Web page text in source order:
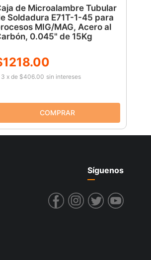
de Microalambre Tubular
Soldadura E71T-1-45 para
MIG/MAG, Acero al
0.045" de 15Kg
1218.00
3 xde $406.00 sin intereses
Síguenos